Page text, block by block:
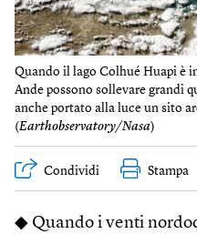
Quando il lago Colhué Huapi è
Ande possono sollevare grandi
anche portato alla luce un sito
(Earthobservatory/Nasa)
Condividi Stampa
◆ Quando i venti